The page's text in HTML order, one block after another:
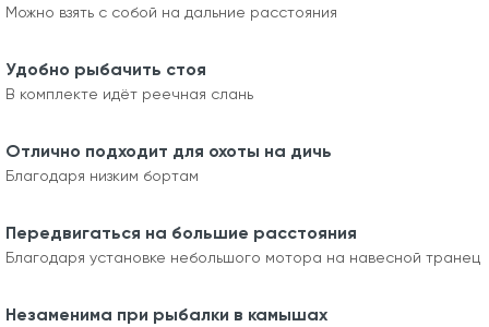
Можно взять с собой на дальние расстояния
Удобно рыбачить стоя
В комплекте идёт реечная слань
Отлично подходит для охоты на дичь
Благодаря низким бортам
Передвигаться на большие расстояния
Благодаря установке небольшого мотора на навесной транец
Незаменима при рыбалки в камышах